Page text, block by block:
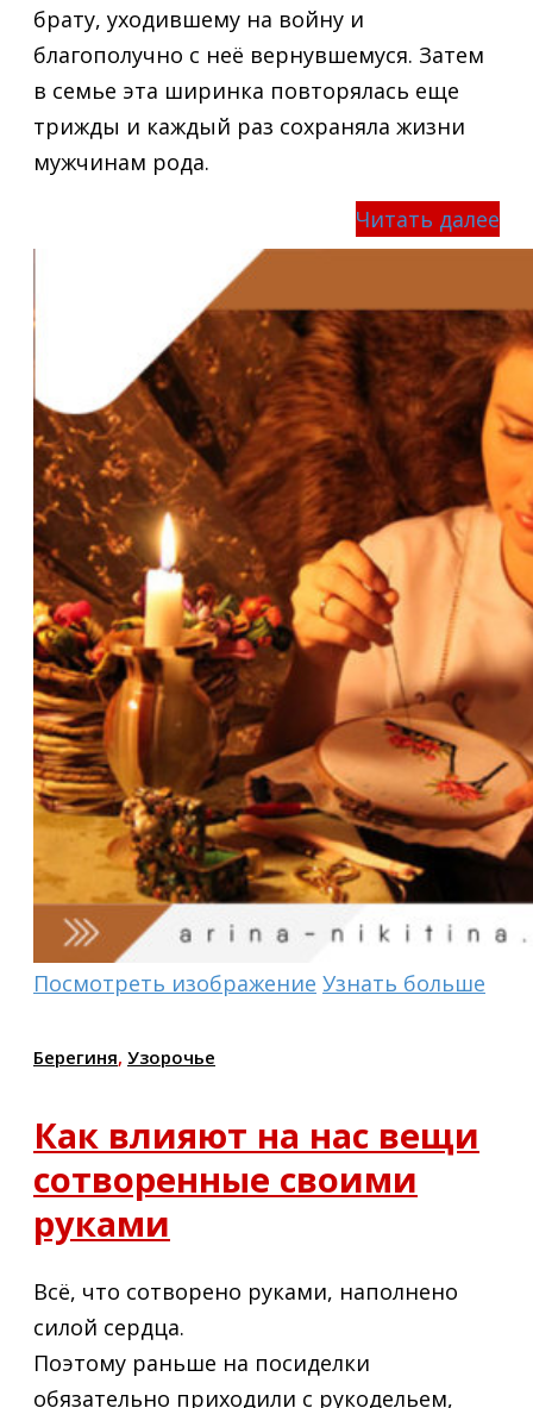
брату, уходившему на войну и
благополучно с неё вернувшемуся. Затем
в семье эта ширинка повторялась еще
трижды и каждый раз сохраняла жизни
мужчинам рода.
Читать далее
Посмотреть изображение Узнать больше
Берегиня, Узорочье
Как влияют на нас вещи
сотворенные своими
руками
Всё, что сотворено руками, наполнено
силой сердца.
Поэтому раньше на посиделки
обязательно приходили с рукодельем,